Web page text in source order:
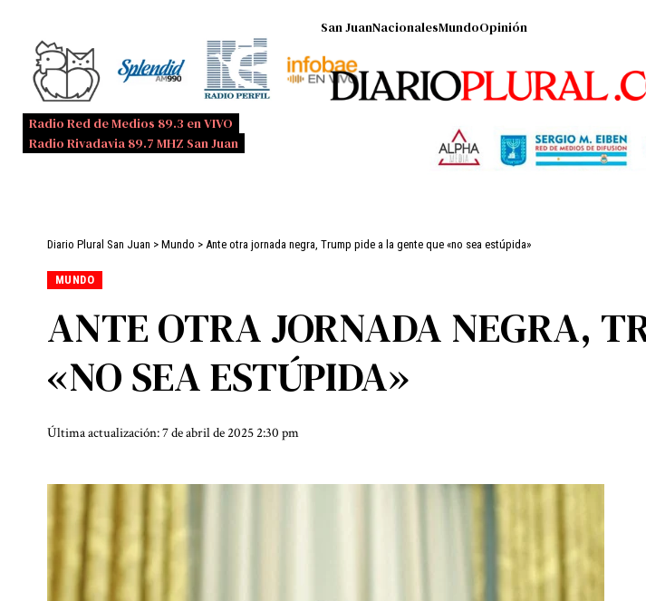
Radio Red de Medios 89.3 en VIVO
Radio Rivadavia 89.7 MHZ San Juan
San JuanNacionalesMundoOpinión
Diario Plural San Juan > Mundo > Ante otra jornada negra, Trump pide a la gente que «no sea estúpida»
MUNDO
ANTE OTRA JORNADA NEGRA,
«NO SEA ESTÚPIDA»
Última actualización: 7 de abril de 2025 2:30 pm